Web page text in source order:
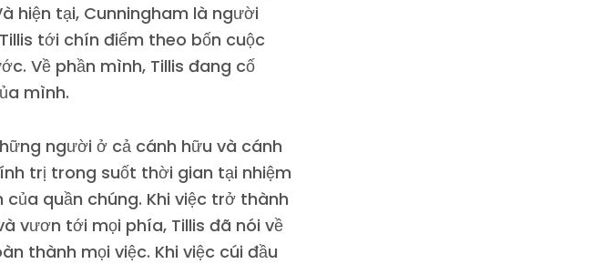
hiện tại, Cunningham là người
tới chín điểm theo bốn cuộc
Về phần mình, Tillis đang cố
mình.
người ở cả cánh hữu và cánh
trị trong suốt thời gian tại nhiệm
quần chúng. Khi việc trở thành
vươn tới mọi phía, Tillis đã nói về
thành mọi việc. Khi việc cúi đầu